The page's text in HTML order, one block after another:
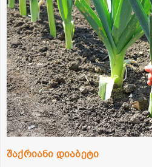
შაქრიანი დიაბეტი